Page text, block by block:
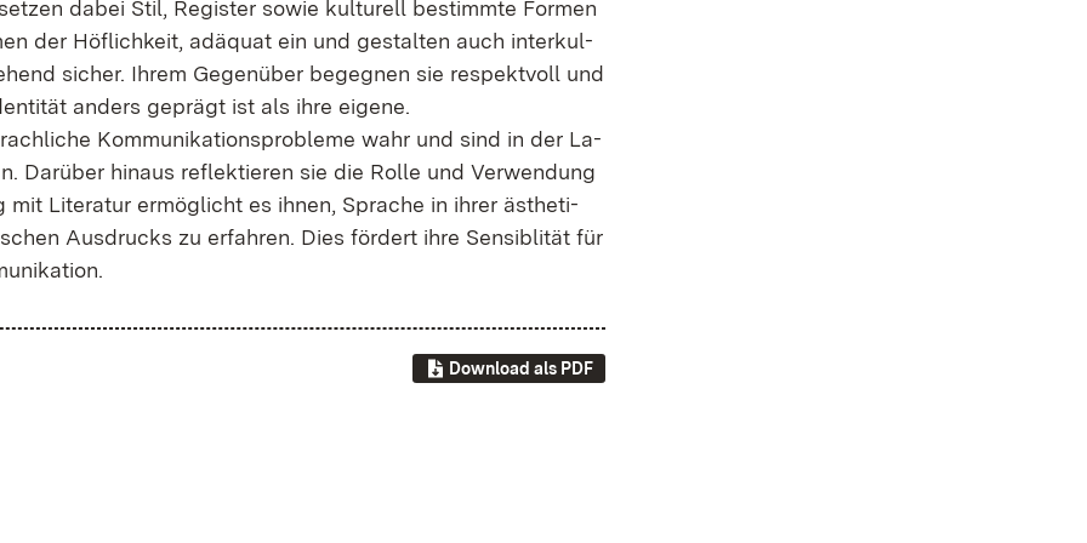
da­bei Stil, Re­gis­ter so­wie kul­tu­rell be­stimm­te For­men
der Höf­lich­keit, ad­äquat ein und ge­stal­ten auch in­ter­kul­
si­cher. Ih­rem Ge­gen­über be­geg­nen sie re­spekt­voll und
an­ders ge­prägt ist als ih­re ei­ge­ne.
Kom­mu­ni­ka­ti­ons­pro­ble­me wahr und sind in der La­
Dar­über hin­aus re­flek­tie­ren sie die Rol­le und Ver­wen­dung
mit Li­te­ra­tur er­mög­licht es ih­nen, Spra­che in ih­rer äs­the­ti­
Aus­drucks zu er­fah­ren. Dies för­dert ih­re Sen­si­bli­tät für
Download als PDF